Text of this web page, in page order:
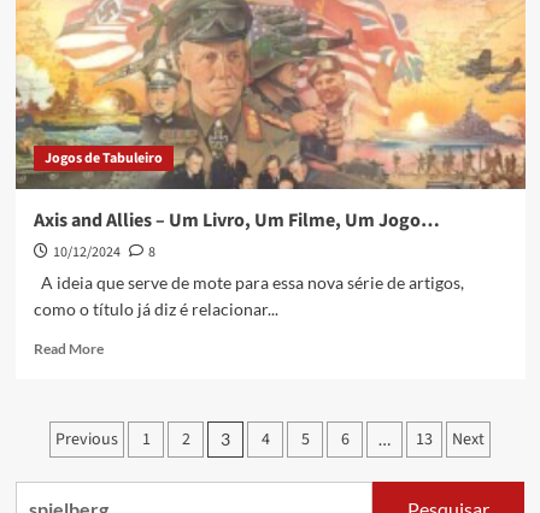
Jogos de Tabuleiro
Axis and Allies – Um Livro, Um Filme, Um Jogo…
10/12/2024
8
A ideia que serve de mote para essa nova série de artigos,
como o título já diz é relacionar...
Read More
Previous 1 2 3 4 5 6 … 13 Next